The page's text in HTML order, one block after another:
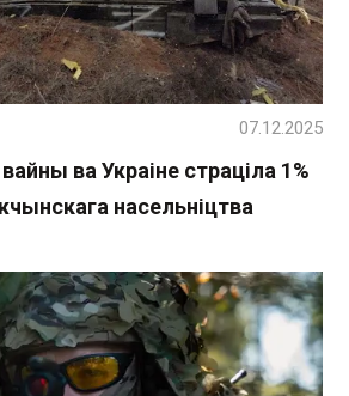
ва Украіне страціла 1%
насельніцтва
07.12.2025